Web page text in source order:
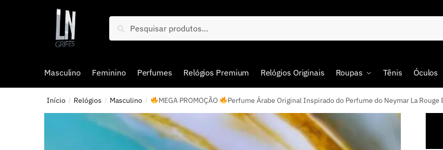
Pesquisar
Masculino Feminino Perfumes Relógios Premium Relógios Originais Roupas Tênis Óculos
Início / Relógios / Masculino / MEGA PROMOÇÃO Perfume Árabe Original Inspirado do Perfume do Neymar La